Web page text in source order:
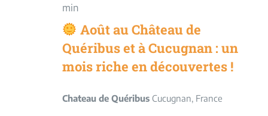
min
Août au Château de
Quéribus et à Cucugnan : un
mois riche en découvertes !
Chateau de Quéribus Cucugnan, France